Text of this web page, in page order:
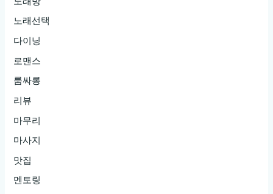
노래선택
다이닝
로맨스
룸싸롱
리뷰
마무리
마사지
맛집
멘토링